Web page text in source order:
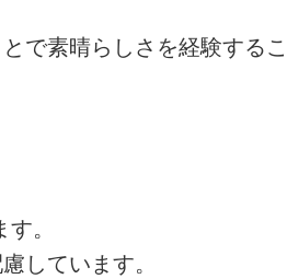
で素晴らしさを経験する
。
しています。